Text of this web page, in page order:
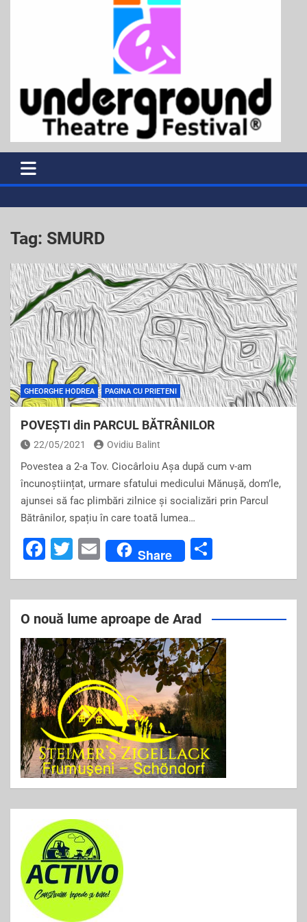
Tag: SMURD
GHEORGHE HODREA PAGINA CU PRIETENI
POVEȘTI din PARCUL BĂTRÂNILOR
22/05/2021 Ovidiu Balint
Povestea a 2-a Tov. Ciocârloiu Așa după cum v-am
încunoștiințat, urmare sfatului medicului Mănușă, dom’le,
ajunsei să fac plimbări zilnice și socializări prin Parcul
Bătrânilor, spațiu în care toată lumea…
F
c
e
b
o
o
k
T
tt
er
E
m
ai
l
Share
ar
e
O nouă lume aproape de Arad